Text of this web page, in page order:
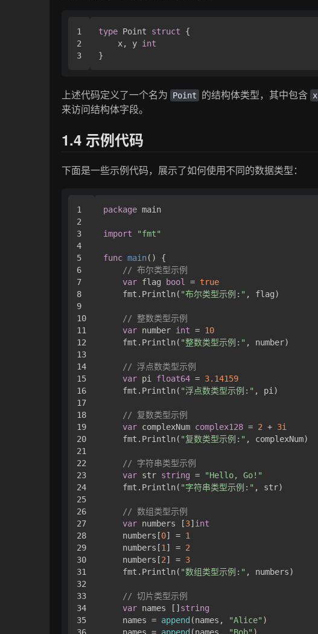
1
2
type Point struct {
    x, y
int
上述代码定义了一个名为 Point 的结构体类型，其中包含 x
来访问结构体字段。
1.4 示例代码
下面是一些示例代码，展示了如何使用不同的数据类型：
1
2
3
4
5
6
7
8
9
10
11
12
13
14
15
16
17
18
19
20
21
22
23
24
25
26
27
28
29
30
31
32
33
34
35
package main
import "fmt"
func main()
{
// 布尔类型示例
var flag bool = true
    fmt.Println(
"布尔类型示例:" , flag)
// 整数类型示例
var number int = 10
    fmt.Println(
"整数类型示例:" , number)
// 浮点数类型示例
var pi float64 = 3.14159
    fmt.Println(
"浮点数类型示例:" , pi)
// 复数类型示例
var complexNum complex128 = 2 + 3i
    fmt.Println(
"复数类型示例:" , complexNum)
// 字符串类型示例
var str string =
"Hello, Go!"
    fmt.Println(
"字符串类型示例:" , str)
// 数组类型示例
var numbers [3] int
    numbers[
0] = 1
    numbers[
1 ] = 2
    numbers[
2] = 3
    fmt.Println(
"数组类型示例:" , numbers)
// 切片类型示例
var names [] string
    names =
append (names, "Alice" )